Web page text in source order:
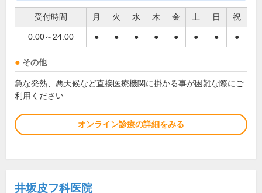
受付時間 月 火 水 木 金 土 日 祝
0:00～24:00 ● ● ● ● ● ● ● ●
その他
急な発熱、悪天候など直接医療機関に掛かる事が困難な際にご
利用ください
オンライン診療の詳細をみる
井坂皮フ科医院